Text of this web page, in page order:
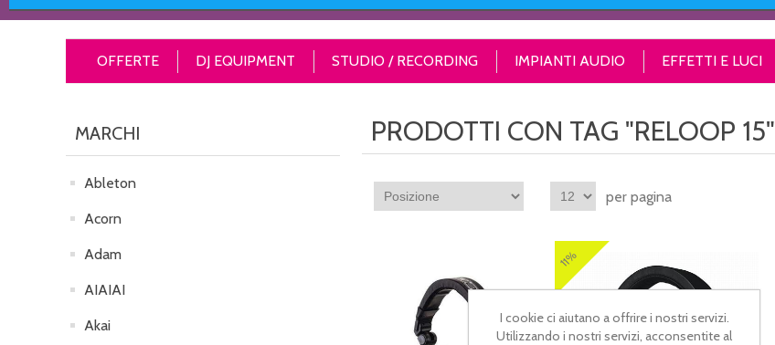
OFFERTE DJ EQUIPMENT STUDIO / RECORDING IMPIANTI AUDIO EFFETTI E LUCI
PRODOTTI CON TAG "RELOOP 15"
per pagina
11%
MARCHI
Ableton
Acorn
Adam
AIAIAI
Akai
I cookie ci aiutano a offrire i nostri servizi.
Utilizzando i nostri servizi, acconsentite al